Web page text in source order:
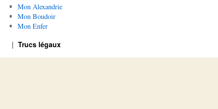
Mon Alexandrie
Mon Boudoir
Mon Enfer
Trucs légaux